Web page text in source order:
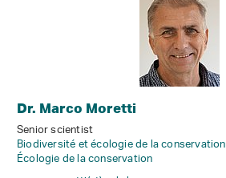
Dr. Marco Moretti
Senior scientist
Biodiversité et écologie de la conservation
Écologie de la conservation